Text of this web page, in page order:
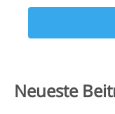
Neueste